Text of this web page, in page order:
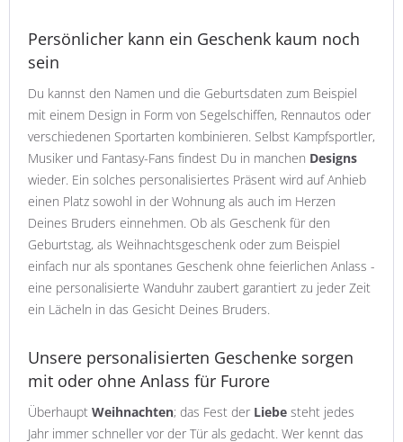
Persönlicher kann ein Geschenk kaum noch
sein
Du kannst den Namen und die Geburtsdaten zum Beispiel
mit einem Design in Form von Segelschiffen, Rennautos oder
verschiedenen Sportarten kombinieren. Selbst Kampfsportler,
Musiker und Fantasy-Fans findest Du in manchen Designs
wieder. Ein solches personalisiertes Präsent wird auf Anhieb
einen Platz sowohl in der Wohnung als auch im Herzen
Deines Bruders einnehmen. Ob als Geschenk für den
Geburtstag, als Weihnachtsgeschenk oder zum Beispiel
einfach nur als spontanes Geschenk ohne feierlichen Anlass -
eine personalisierte Wanduhr zaubert garantiert zu jeder Zeit
ein Lächeln in das Gesicht Deines Bruders.
Unsere personalisierten Geschenke sorgen
mit oder ohne Anlass für Furore
Überhaupt Weihnachten; das Fest der Liebe steht jedes
Jahr immer schneller vor der Tür als gedacht. Wer kennt das